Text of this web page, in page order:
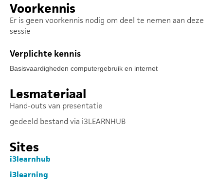
Voorkennis
Er is geen voorkennis nodig om deel te nemen aan deze
sessie
Verplichte kennis
Basisvaardigheden computergebruik en internet
Lesmateriaal
Hand-outs van presentatie
gedeeld bestand via i3LEARNHUB
Sites
i3learnhub
i3learning